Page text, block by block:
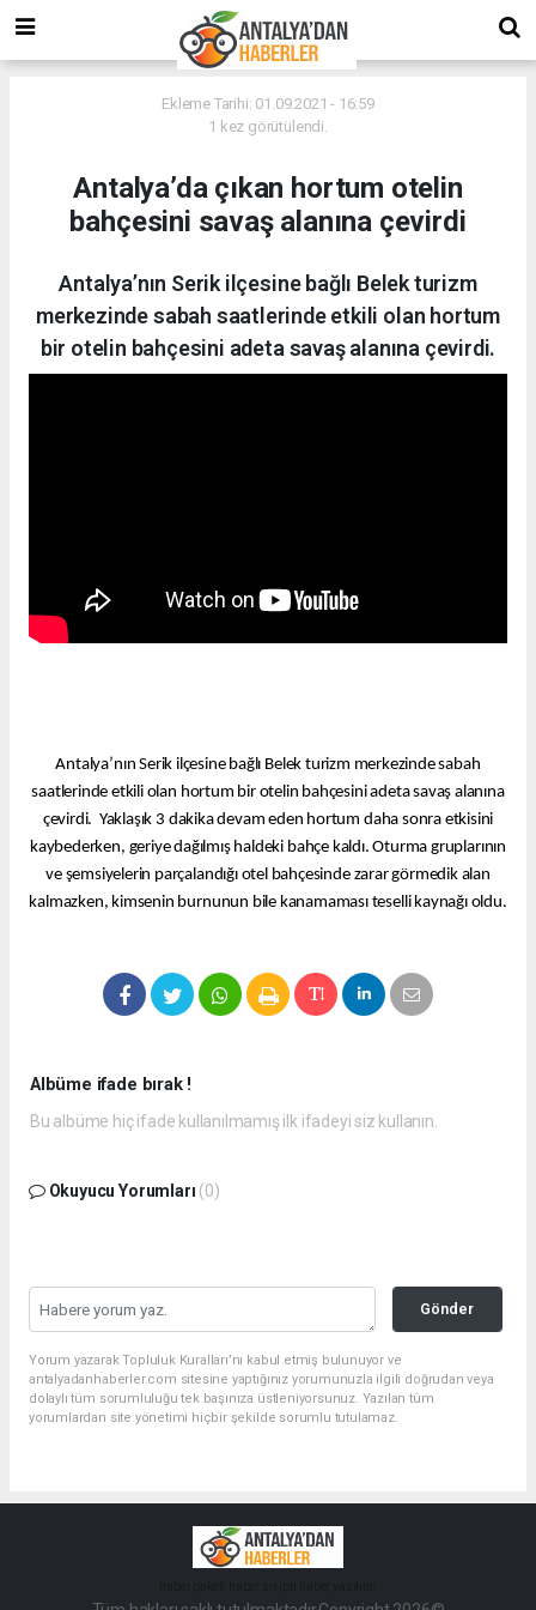
Ekleme Tarihi: 01.09.2021 - 16:59
1 kez görütülendi.
Antalya’da çıkan hortum otelin
bahçesini savaş alanına çevirdi
Antalya’nın Serik ilçesine bağlı Belek turizm
merkezinde sabah saatlerinde etkili olan hortum
bir otelin bahçesini adeta savaş alanına çevirdi.
Antalya’nın Serik ilçesine bağlı Belek turizm merkezinde sabah
saatlerinde etkili olan hortum bir otelin bahçesini adeta savaş alanına
çevirdi. Yaklaşık 3 dakika devam eden hortum daha sonra etkisini
kaybederken, geriye dağılmış haldeki bahçe kaldı. Oturma gruplarının
ve şemsiyelerin parçalandığı otel bahçesinde zarar görmedik alan
kalmazken, kimsenin burnunun bile kanamaması teselli kaynağı oldu.
Albüme ifade bırak !
Bu albüme hiç ifade kullanılmamış ilk ifadeyi siz kullanın.
Okuyucu Yorumları (0)
Gönder
Yorum yazarak Topluluk Kuralları’nı kabul etmiş bulunuyor ve
antalyadanhaberler.com sitesine yaptığınız yorumunuzla ilgili doğrudan veya
dolaylı tüm sorumluluğu tek başınıza üstleniyorsunuz. Yazılan tüm
yorumlardan site yönetimi hiçbir şekilde sorumlu tutulamaz.